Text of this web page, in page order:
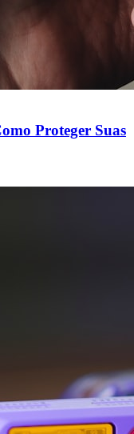
Proteger Suas